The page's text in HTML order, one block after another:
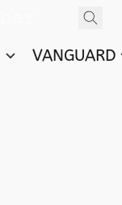
VANGUARD